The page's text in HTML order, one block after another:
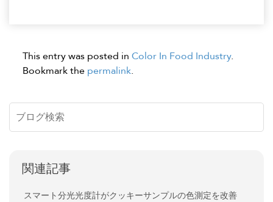
This entry was posted in Color In Food Industry.
Bookmark the permalink.
関連記事
スマート分光光度計がクッキーサンプルの色測定を改善